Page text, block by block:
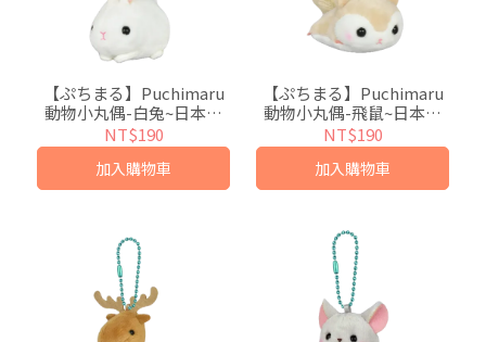
【ぷちまる】Puchimaru
動物小丸偶-白兔~日本超
人氣絨毛小吊飾
NT$190
加入購物車
【ぷちまる】Puchimaru
動物小丸偶-飛鼠~日本超
人氣絨毛小吊飾
NT$190
加入購物車